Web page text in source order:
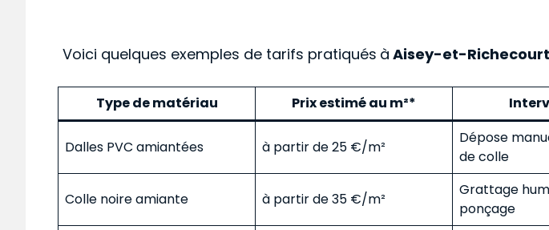
Voici quelques exemples de tarifs pratiqués à Aisey-et-
Type de matériau Prix estimé au m²*
Dalles PVC amiantées à partir de 25 €/m²
Dépose
de colle
Colle noire amiante à partir de 35 €/m²
Grattage
ponçage